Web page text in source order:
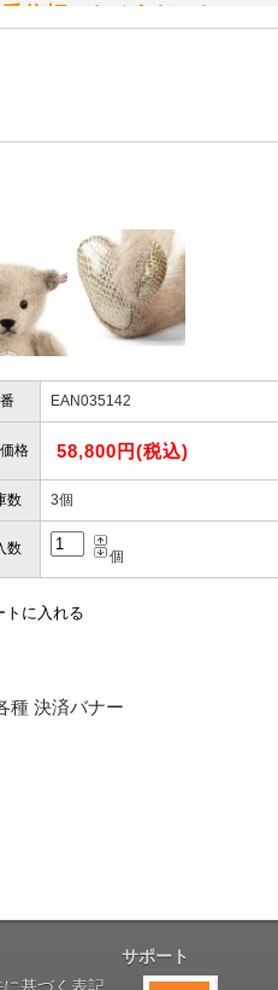
りますか？
ます。
ません。
けとなります。
ますので、ご了承の程よろしく
セルは受け付けかねます。
データはSSL暗号化通信により
）
んを紹介され…」
心感がありました」
来そうだった」
いつの作品など）」
EAN035142
格 58,800円(税込)
数 3個
数 個
サポート